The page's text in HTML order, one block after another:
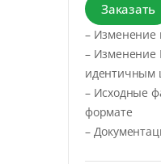
Заказать
– Изменение
– Изменение
идентичным
– Исходные
формате
–